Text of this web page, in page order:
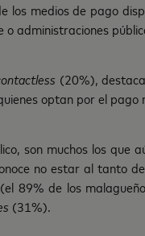
medios de pago
o administraciones
(20%),
optan por el pago
son muchos los que
no estar al tanto
(el 89% de los
(31%).